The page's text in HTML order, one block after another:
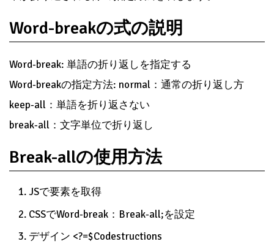
Word-breakの式の説明
Word-break: 単語の折り返しを指定する
Word-breakの指定方法: normal：通常の折り返し方
keep-all：単語を折り返さない
break-all：文字単位で折り返し
Break-allの使用方法
JSで要素を取得
CSSでWord-break：Break-all;を設定
デザイン <?=$Codestructions